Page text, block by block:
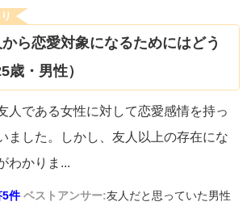
ら恋愛対象になるためにはどう
歳・男性）
人である女性に対して恋愛感情を持っ
ました。しかし、友人以上の存在にな
わかりま ...
5件 ベストアンサー:友人だと思っていた男性